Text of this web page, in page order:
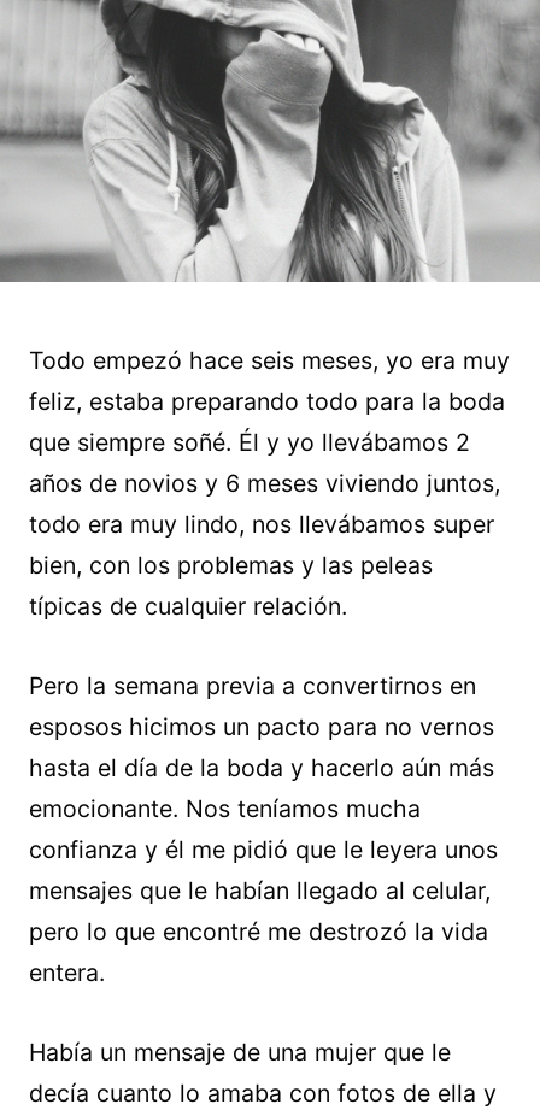
Todo empezó hace seis meses, yo era muy
feliz, estaba preparando todo para la boda
que siempre soñé. Él y yo llevábamos 2
años de novios y 6 meses viviendo juntos,
todo era muy lindo, nos llevábamos super
bien, con los problemas y las peleas
típicas de cualquier relación.
Pero la semana previa a convertirnos en
esposos hicimos un pacto para no vernos
hasta el día de la boda y hacerlo aún más
emocionante. Nos teníamos mucha
confianza y él me pidió que le leyera unos
mensajes que le habían llegado al celular,
pero lo que encontré me destrozó la vida
entera.
Había un mensaje de una mujer que le
decía cuanto lo amaba con fotos de ella y